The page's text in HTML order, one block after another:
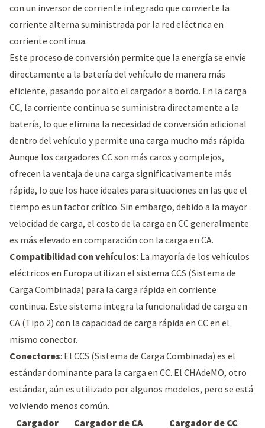
con un inversor de corriente integrado que convierte la
corriente alterna suministrada por la red eléctrica en
corriente continua.
Este proceso de conversión permite que la energía se envíe
directamente a la batería del vehículo de manera más
eficiente, pasando por alto el cargador a bordo. En la carga
CC, la corriente continua se suministra directamente a la
batería, lo que elimina la necesidad de conversión adicional
dentro del vehículo y permite una carga mucho más rápida.
Aunque los cargadores CC son más caros y complejos,
ofrecen la ventaja de una carga significativamente más
rápida, lo que los hace ideales para situaciones en las que el
tiempo es un factor crítico. Sin embargo, debido a la mayor
velocidad de carga, el costo de la carga en CC generalmente
es más elevado en comparación con la carga en CA.
Compatibilidad con vehículos: La mayoría de los vehículos
eléctricos en Europa utilizan el sistema CCS (Sistema de
Carga Combinada) para la carga rápida en corriente
continua. Este sistema integra la funcionalidad de carga en
CA (Tipo 2) con la capacidad de carga rápida en CC en el
mismo conector.
Conectores: El CCS (Sistema de Carga Combinada) es el
estándar dominante para la carga en CC. El CHAdeMO, otro
estándar, aún es utilizado por algunos modelos, pero se está
volviendo menos común.
Cargador
Cargador de CA Cargador de CC